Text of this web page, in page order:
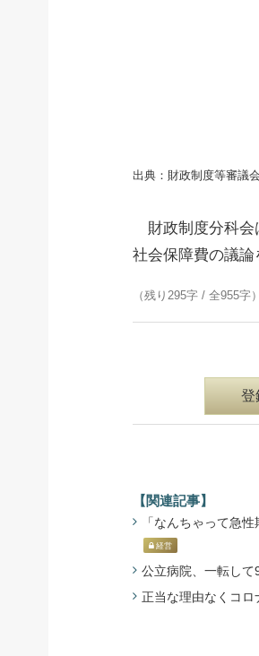
出典：財政制度等審議
財政制度分科会
社会保障費の議論
（残り295字 / 全955字）
登
【関連記事】
「なんちゃって急
経営
公立病院、一転し
正当な理由なくコ